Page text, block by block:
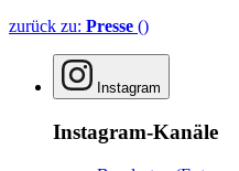
zurück zu: Presse ()
Instagram
Instagram-Kanäle